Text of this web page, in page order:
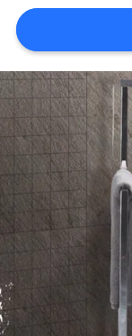
LIÊN
HỆ
VỚI
CHÚNG
TÔI
YÊU
CẦU
ĐẶT
GIÁ